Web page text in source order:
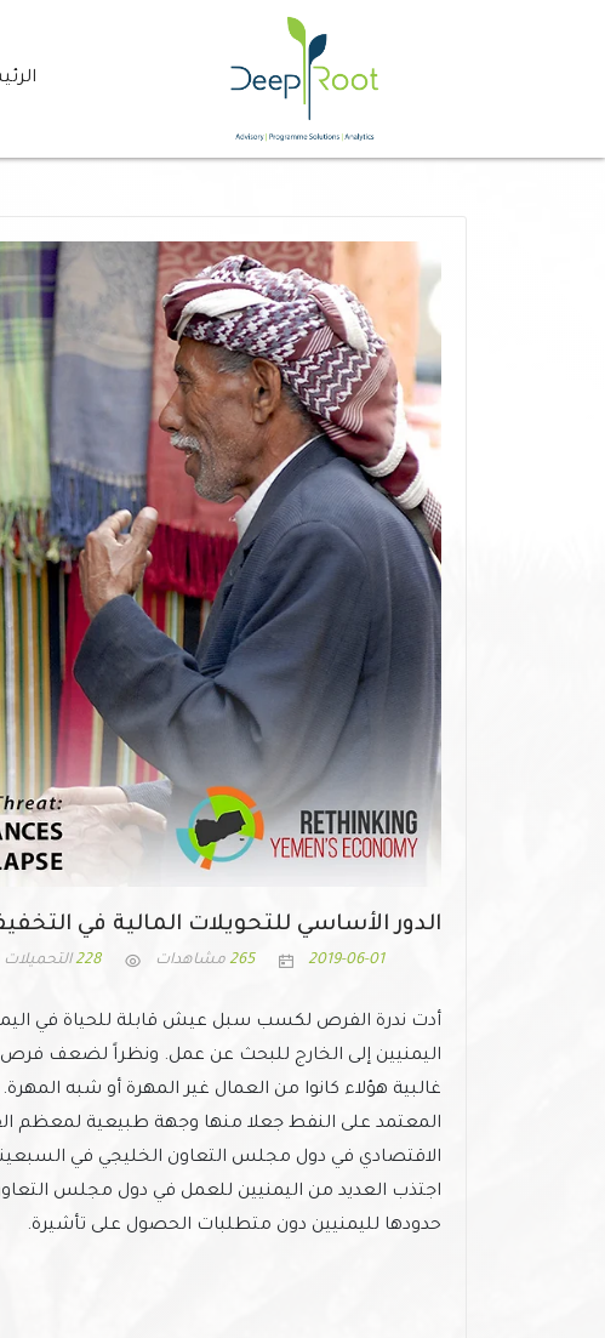
الدور الأساسي للتحويلات المالية في
2019-06-01
265 مشاهدات 228التحميلات
أدت ندرة الفرص لكسب سبل عيش قابلة للحياة في
اليمنيين إلى الخارج للبحث عن عمل. ونظراً لضعف
غالبية هؤلاء كانوا من العمال غير المهرة أو شبه
المعتمد على النفط جعلا منها وجهة طبيعية لمعظم
الاقتصادي في دول مجلس التعاون الخليجي في
اجتذب العديد من اليمنيين للعمل في دول مجلس
حدودها لليمنيين دون متطلبات الحصول على تأشيرة.